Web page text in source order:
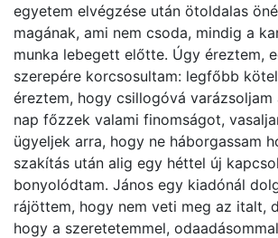
egyetem elvégzése után ötoldalas
magának, ami nem csoda, mindig a
munka lebegett előtte. Úgy éreztem,
szerepére korcsosultam: legfőbb
éreztem, hogy csillogóvá varázsoljam
nap főzzek valami finomságot,
ügyeljek arra, hogy ne háborgassam
szakítás után alig egy héttel új
bonyolódtam. János egy kiadónál
rájöttem, hogy nem veti meg az italt,
hogy a szeretetemmel,